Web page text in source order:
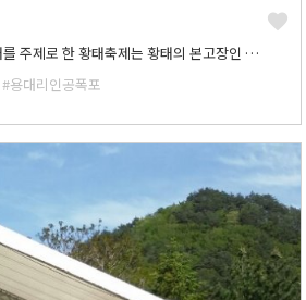
인제군의 대표 특산물인 황태를 주제로 한 황태축제는 황태의 본고장인 용대리에서 개최되고 있습니다. 겨울내내 한파와 눈 속에서 얼었다 녹았다를 반복하며 익어가는 황태는 보는 이로 하여금 신비스러움과 즐거움을 선사하고 최고의 맛과 영양을 자랑합니다.
#용대리인공폭포